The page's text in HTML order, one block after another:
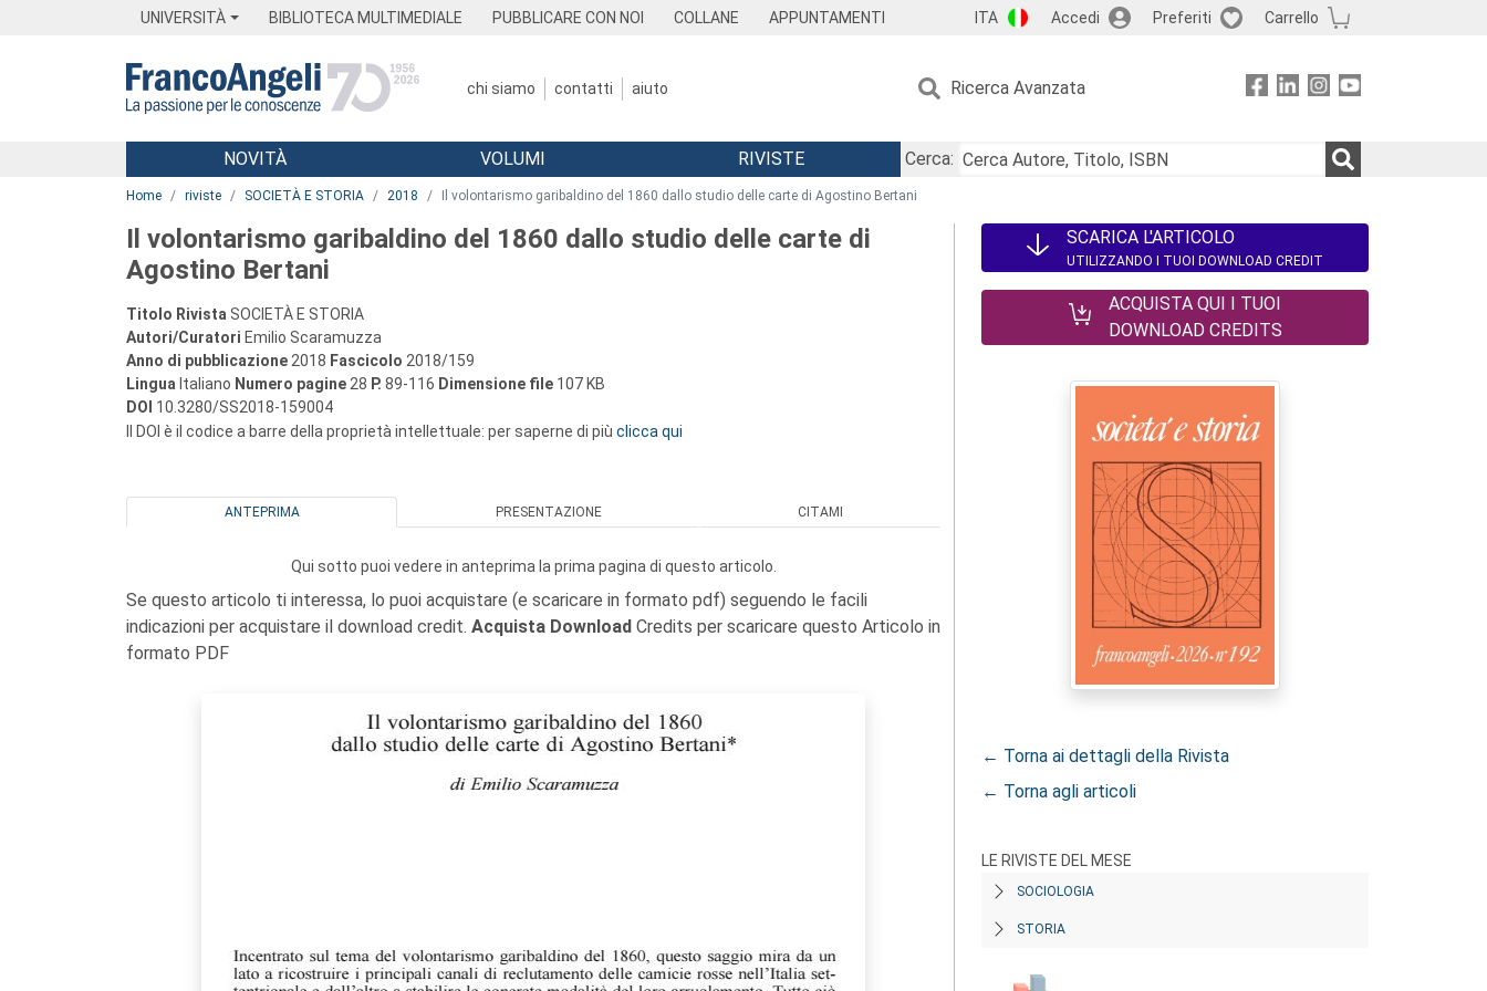
UNIVERSITÀ BIBLIOTECA MULTIMEDIALE PUBBLICARE CON NOI COLLANE APPUNTAMENTI ITA Accedi Preferiti Carrello
chi siamo contatti aiuto Ricerca Avanzata
Menu
NOVITÀ VOLUMI RIVISTE
Cerca:
Home riviste SOCIETÀ E STORIA 2018 Il volontarismo garibaldino del 1860 dallo studio delle carte di Agostino Bertani
Il volontarismo garibaldino del 1860 dallo studio delle carte di
Agostino Bertani
Titolo Rivista SOCIETÀ E STORIA
Autori/Curatori Emilio Scaramuzza
Anno di pubblicazione 2018 Fascicolo 2018/159
Lingua Italiano Numero pagine 28 P. 89-116 Dimensione file 107 KB
DOI 10.3280/SS2018-159004
Il DOI è il codice a barre della proprietà intellettuale: per saperne di più clicca qui
ANTEPRIMA PRESENTAZIONE CITAMI
Qui sotto puoi vedere in anteprima la prima pagina di questo articolo.
Se questo articolo ti interessa, lo puoi acquistare (e scaricare in formato pdf) seguendo le facili
indicazioni per acquistare il download credit. Acquista Download Credits per scaricare questo Articolo in
formato PDF
SCARICA L'ARTICOLO
UTILIZZANDO I TUOI DOWNLOAD CREDIT
ACQUISTA QUI I TUOI
DOWNLOAD CREDITS
← Torna ai dettagli della Rivista
← Torna agli articoli
LE RIVISTE DEL MESE
SOCIOLOGIA
STORIA